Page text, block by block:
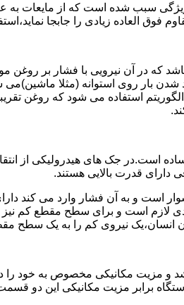
ویژگی سبب شده است که از مایعات به
فوق العاده زیادی را جابجا
که در آن نیرویی با فشار بر روغن
شدن بار روی استوانه (مثلا
استفاده می شود که روغن
است.در جک های هیدرولیکی از
دارای قدرت بالایی هستند.
است و به آن فشار وارد می کند
لازم است و برای سطح مقطع کم نیز
انسان،یک نیروی کم را به یک سطح
و مزیت مکانیکی مخصوص به خود را
برابر مزیت مکانیکی این دو